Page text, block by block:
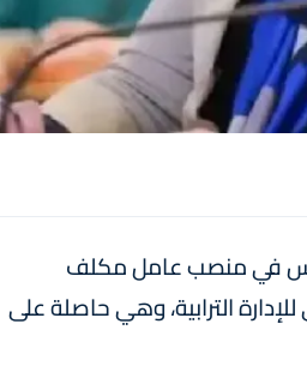
في منصب عامل مكلف
الترابية، وهي حاصلة على